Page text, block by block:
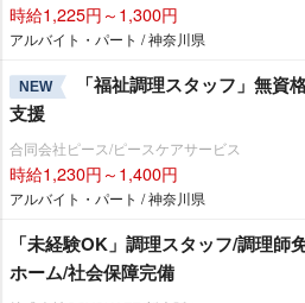
時給1,225円～1,300円
アルバイト・パート / 神奈川県
NEW
「福祉調理スタッフ」無資
支援
合同会社ピース/ピースケアサービス
時給1,230円～1,400円
アルバイト・パート / 神奈川県
「未経験OK」調理スタッフ/調理師
ホーム/社会保障完備